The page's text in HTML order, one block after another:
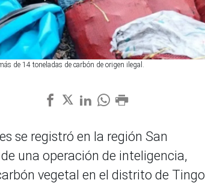
de 14 toneladas de carbón de origen ilegal.
se registró en la región San
una operación de inteligencia,
vegetal en el distrito de Tingo